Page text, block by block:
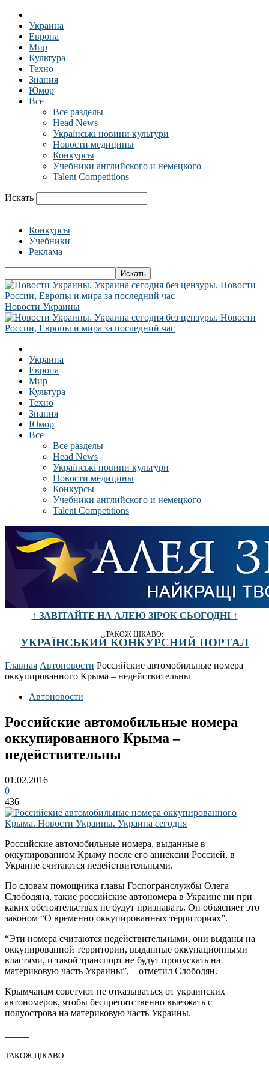
Украина
Европа
Мир
Культура
Техно
Знания
Юмор
Все
Все разделы
Head News
Українські новини культури
Новости медицины
Конкурсы
Учебники английского и немецкого
Talent Competitions
Искать
Конкурсы
Учебники
Реклама
Новости Украины
Украина
Европа
Мир
Культура
Техно
Знания
Юмор
Все
Все разделы
Head News
Українські новини культури
Новости медицины
Конкурсы
Учебники английского и немецкого
Talent Competitions
↑ ЗАВІТАЙТЕ НА АЛЕЮ ЗІРОК СЬОГОДНІ ↑
ТАКОЖ ЦІКАВО:
УКРАЇНСЬКИЙ КОНКУРСНИЙ ПОРТАЛ
Главная Автоновости Российские автомобильные номера
оккупированного Крыма – недействительны
Автоновости
Российские автомобильные номера
оккупированного Крыма –
недействительны
01.02.2016
0
436
Российские автомобильные номера, выданные в
оккупированном Крыму после его аннексии Россией, в
Украине считаются недействительными.
По словам помощника главы Госпогранслужбы Олега
Слободяна, такие российские автономера в Украине ни при
каких обстоятельствах не будут признавать. Он объясняет это
законом “О временно оккупированных территориях”.
“Эти номера считаются недействительными, они выданы на
оккупированной территории, выданные оккупационными
властями, и такой транспорт не будут пропускать на
материковую часть Украины”, – отметил Слободян.
Крымчанам советуют не отказываться от украинских
автономеров, чтобы беспрепятственно выезжать с
полуострова на материковую часть Украины.
ТАКОЖ ЦІКАВО: